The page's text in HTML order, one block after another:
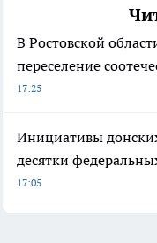
В Ростовской
переселение
17:25
Инициативы
десятки
17:05